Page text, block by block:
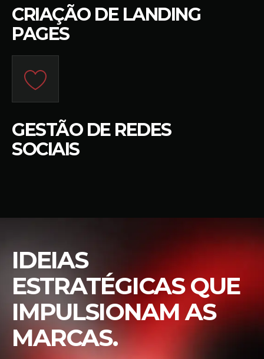
CRIAÇÃO DE LANDING
PAGES
GESTÃO DE REDES
SOCIAIS
IDEIAS
ESTRATÉGICAS QUE
IMPULSIONAM AS
MARCAS.